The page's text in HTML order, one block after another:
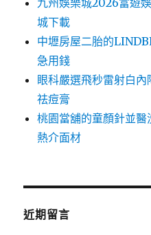
九州娛樂城2026富遊
城下載
中壢房屋二胎的
急用錢
眼科嚴選飛秒雷射白
祛痘膏
桃園當舖的童顏針並
熱介面材
近期留言